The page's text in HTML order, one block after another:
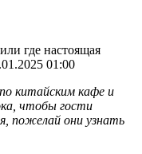
где настоящая
01:00
китайским кафе и
чтобы гости
пожелай они узнать